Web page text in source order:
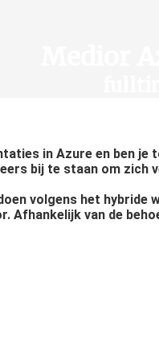
in Azure en ben
bij te staan om
volgens het
Afhankelijk van de